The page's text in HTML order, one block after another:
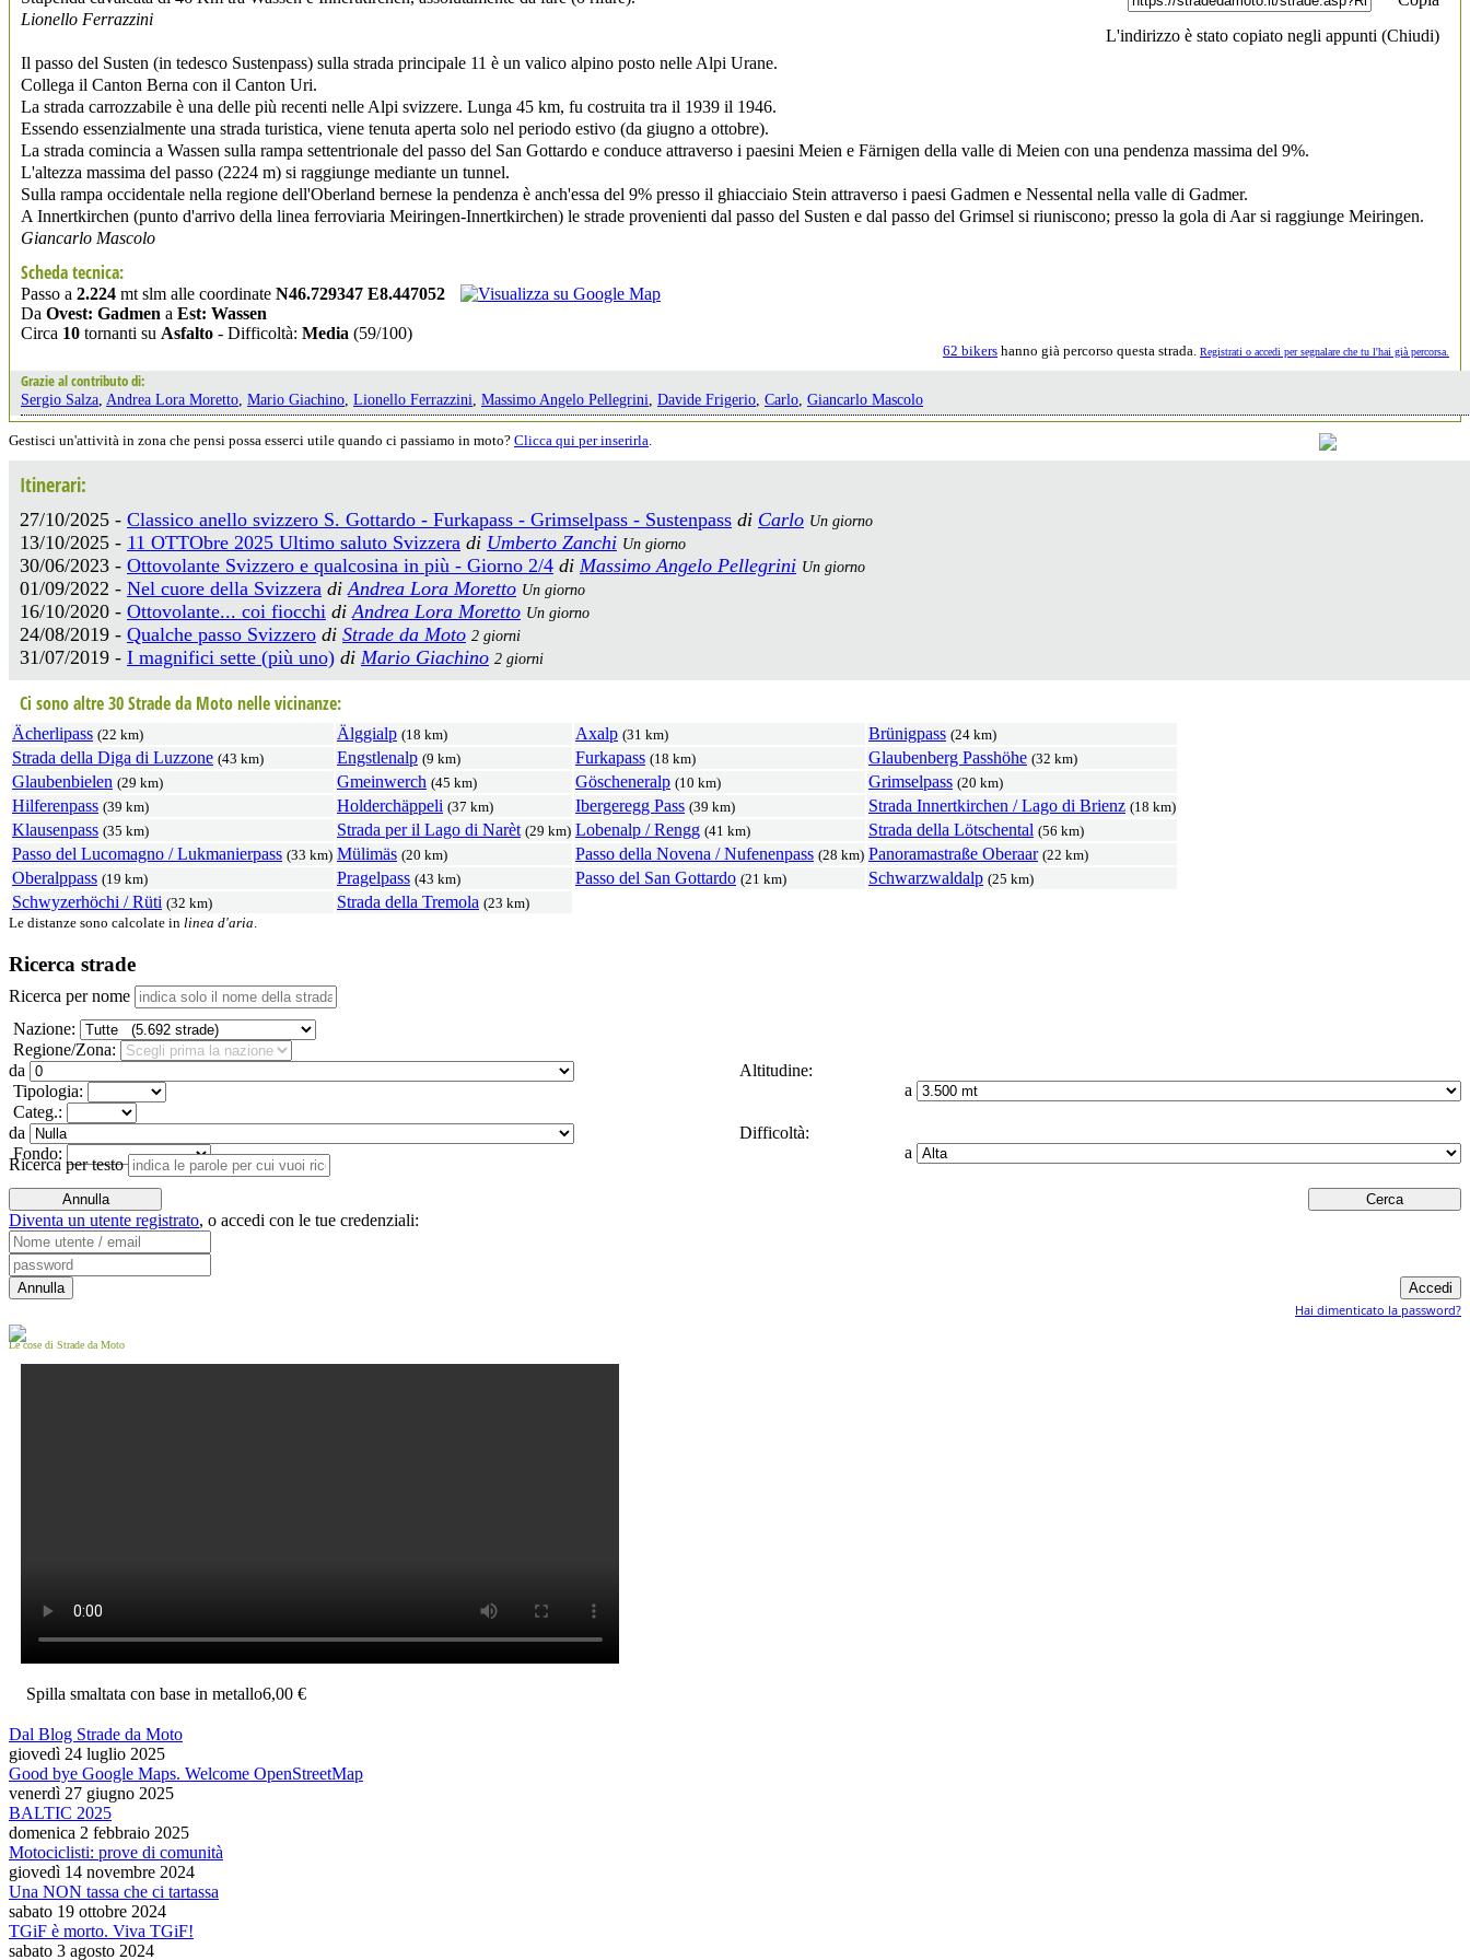
L'indirizzo è stato copiato negli appunti (Chiudi)
Lionello Ferrazzini
Il passo del Susten (in tedesco Sustenpass) sulla strada principale 11 è un valico alpino posto nelle Alpi Urane.
Collega il Canton Berna con il Canton Uri.
La strada carrozzabile è una delle più recenti nelle Alpi svizzere. Lunga 45 km, fu costruita tra il 1939 il 1946.
Essendo essenzialmente una strada turistica, viene tenuta aperta solo nel periodo estivo (da giugno a ottobre).
La strada comincia a Wassen sulla rampa settentrionale del passo del San Gottardo e conduce attraverso i paesini Meien e Färnigen della valle di Meien con una pendenza massima del 9%.
L'altezza massima del passo (2224 m) si raggiunge mediante un tunnel.
Sulla rampa occidentale nella regione dell'Oberland bernese la pendenza è anch'essa del 9% presso il ghiacciaio Stein attraverso i paesi Gadmen e Nessental nella valle di Gadmer.
A Innertkirchen (punto d'arrivo della linea ferroviaria Meiringen-Innertkirchen) le strade provenienti dal passo del Susten e dal passo del Grimsel si riuniscono; presso la gola di Aar si raggiunge Meiringen.
Giancarlo Mascolo
Scheda tecnica:
Passo a 2.224 mt slm alle coordinate N46.729347 E8.447052
Da Ovest: Gadmen a Est: Wassen
Circa 10 tornanti su Asfalto - Difficoltà: Media (59/100)
62 bikers hanno già percorso questa strada. Registrati o accedi per segnalare che tu l'hai già percorsa.
Grazie al contributo di:
Sergio Salza Andrea Lora Moretto Mario Giachino Lionello Ferrazzini Massimo Angelo Pellegrini Davide Frigerio Carlo Giancarlo Mascolo
Gestisci un'attività in zona che pensi possa esserci utile quando ci passiamo in moto? Clicca qui per inserirla.
Itinerari:
27/10/2025 - Classico anello svizzero S. Gottardo - Furkapass - Grimselpass - Sustenpass di Carlo Un giorno
13/10/2025 - 11 OTTObre 2025 Ultimo saluto Svizzera di Umberto Zanchi Un giorno
30/06/2023 - Ottovolante Svizzero e qualcosina in più - Giorno 2/4 di Massimo Angelo Pellegrini Un giorno
01/09/2022 - Nel cuore della Svizzera di Andrea Lora Moretto Un giorno
16/10/2020 - Ottovolante... coi fiocchi di Andrea Lora Moretto Un giorno
24/08/2019 - Qualche passo Svizzero di Strade da Moto 2 giorni
31/07/2019 - I magnifici sette (più uno) di Mario Giachino 2 giorni
Ci sono altre 30 Strade da Moto nelle vicinanze:
Ächerlipass (22 km) Älggialp (18 km) Axalp (31 km) Brünigpass (24 km)
Strada della Diga di Luzzone (43 km) Engstlenalp (9 km) Furkapass (18 km) Glaubenberg Passhöhe (32 km)
Glaubenbielen (29 km) Gmeinwerch (45 km) Göscheneralp (10 km) Grimselpass (20 km)
Hilferenpass (39 km) Holderchäppeli (37 km) Ibergeregg Pass (39 km) Strada Innertkirchen / Lago di Brienz (18 km)
Klausenpass (35 km) Strada per il Lago di Narèt (29 km) Lobenalp / Rengg (41 km) Strada della Lötschental (56 km)
Passo del Lucomagno / Lukmanierpass (33 km) Mülimäs (20 km) Passo della Novena / Nufenenpass (28 km) Panoramastraße Oberaar (22 km)
Oberalppass (19 km) Pragelpass (43 km) Passo del San Gottardo (21 km) Schwarzwaldalp (25 km)
Schwyzerhöchi / Rüti (32 km) Strada della Tremola (23 km)
Le distanze sono calcolate in linea d'aria.
Ricerca strade
Ricerca per nome
Nazione:
Regione/Zona:
Altitudine:
da
a
Tipologia:
Categ.:
Difficoltà:
da
a
Fondo:
Ricerca per testo
Diventa un utente registrato, o accedi con le tue credenziali:
Hai dimenticato la password?
Le cose di Strade da Moto
Spilla smaltata con base in metallo6,00 €
Dal Blog Strade da Moto
giovedì 24 luglio 2025
Good bye Google Maps. Welcome OpenStreetMap
venerdì 27 giugno 2025
BALTIC 2025
domenica 2 febbraio 2025
Motociclisti: prove di comunità
giovedì 14 novembre 2024
Una NON tassa che ci tartassa
sabato 19 ottobre 2024
TGiF è morto. Viva TGiF!
sabato 3 agosto 2024